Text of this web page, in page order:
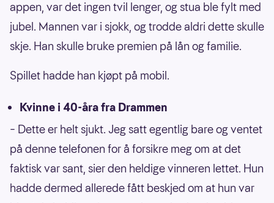
appen, var det ingen tvil lenger, og stua ble fylt med
jubel. Mannen var i sjokk, og trodde aldri dette skulle
skje. Han skulle bruke premien på lån og familie.
Spillet hadde han kjøpt på mobil.
Kvinne i 40-åra fra Drammen
– Dette er helt sjukt. Jeg satt egentlig bare og ventet
på denne telefonen for å forsikre meg om at det
faktisk var sant, sier den heldige vinneren lettet. Hun
hadde dermed allerede fått beskjed om at hun var